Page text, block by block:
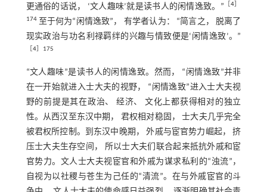
更通俗的话说， ‘文人趣味’就是读书人的闲情逸致。” ［4
174至于何为“闲情逸致”， 有学者认为： “简言之， 脱离了
现实政治与功名利禄羁绊的兴趣与情致便是‘闲情逸致’。”
4］175
“文人趣味”是读书人的闲情逸致。然而， “闲情逸致”并非
在一开始就进入士大夫的视野， “闲情逸致”进入士大夫视
野的前提是其在政治、 经济、 文化上都获得相对的独立
性。从西汉至东汉中期， 君权相对稳固， 士大夫几乎完全
被君权所控制。到东汉中晚期， 外戚与宦官势力崛起， 挤
压士大夫生存空间， 所以士大夫们联合起来抵抗外戚和宦
官势力。文人士大夫视宦官和外戚为谋求私利的“浊流”，
自视为以社稷与苍生为己任的“清流”。在与外戚宦官的斗